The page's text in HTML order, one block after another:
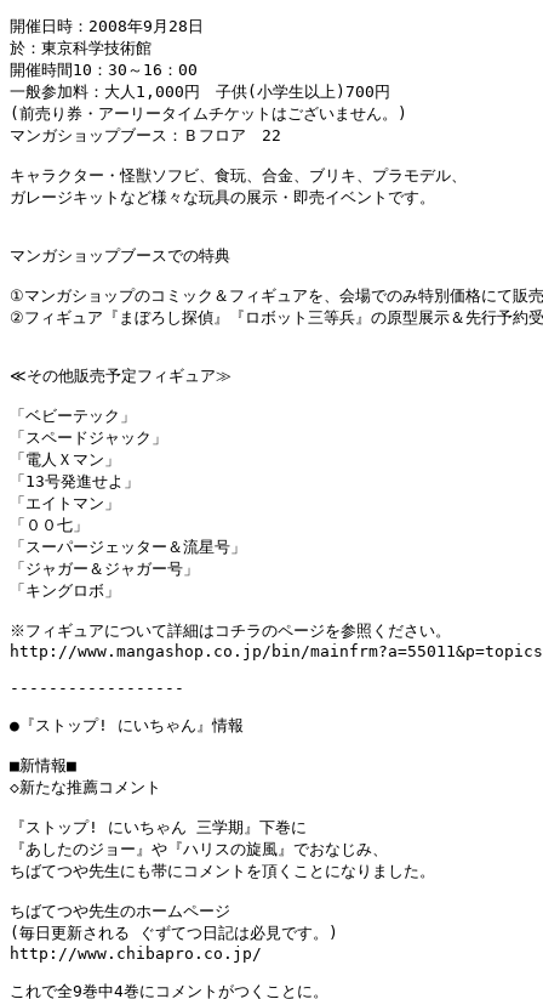
開催日時：2008年9月28日
於：東京科学技術館
開催時間10：30～16：00
一般参加料：大人1,000円　子供(小学生以上)700円
(前売り券・アーリータイムチケットはございません。)
マンガショップブース：Ｂフロア　22
キャラクター・怪獣ソフビ、食玩、合金、ブリキ、プラモデル、
ガレージキットなど様々な玩具の展示・即売イベントです。
マンガショップブースでの特典
①マンガショップのコミック＆フィギュアを、会場でのみ特別価格にて販
②フィギュア『まぼろし探偵』『ロボット三等兵』の原型展示＆先行予約
≪その他販売予定フィギュア≫
「ベビーテック」
「スペードジャック」
「電人Ｘマン」
「13号発進せよ」
「エイトマン」
「００七」
「スーパージェッター＆流星号」
「ジャガー＆ジャガー号」
「キングロボ」
※フィギュアについて詳細はコチラのページを参照ください。
http://www.mangashop.co.jp/bin/
------------------
●『ストップ! にいちゃん』情報
■新情報■
◇新たな推薦コメント
『ストップ! にいちゃん 三学期』下巻に
『あしたのジョー』や『ハリスの旋風』でおなじみ、
ちばてつや先生にも帯にコメントを頂くことになりました。
ちばてつや先生のホームページ
(毎日更新される ぐずてつ日記は必見です。)
http://www.chibapro.co.jp/
これで全9巻中4巻にコメントがつくことに。